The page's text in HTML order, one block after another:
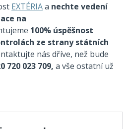
EXTÉRIAa nechte vedení
na
100% úspěšnost
ze strany státních
nás dříve, než bude
720 023 709, a vše ostatní už